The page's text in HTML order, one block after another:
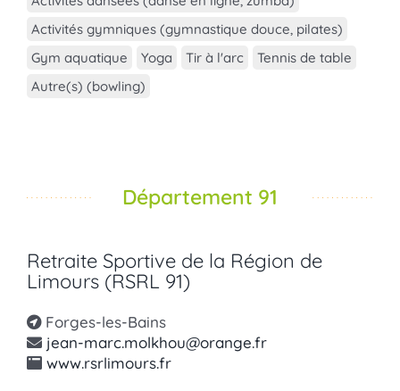
Activités gymniques (gymnastique douce, pilates)
Gym aquatique
Yoga Tir à l'arc
Tennis de table
Autre(s) (bowling)
Département 91
Retraite Sportive de la Région de
Limours (RSRL 91)
Forges-les-Bains
jean-marc.molkhou@orange.fr
www.rsrlimours.fr